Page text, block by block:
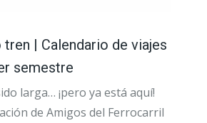
tren | Calendario de viajes
semestre
larga… ¡pero ya está aquí!
de Amigos del Ferrocarril